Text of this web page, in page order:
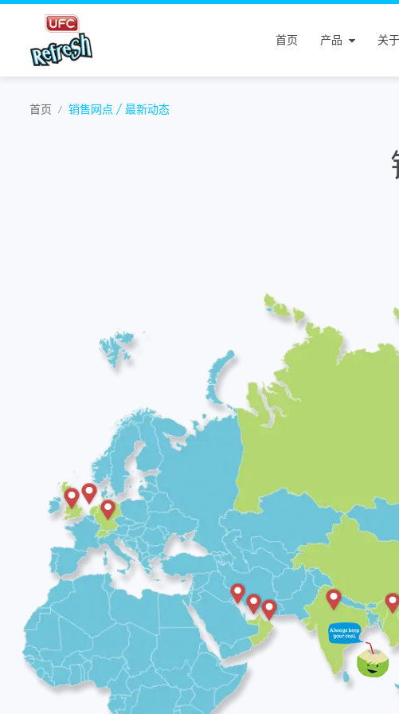
首页 产品 关
首页 / 销售网点 / 最新动态